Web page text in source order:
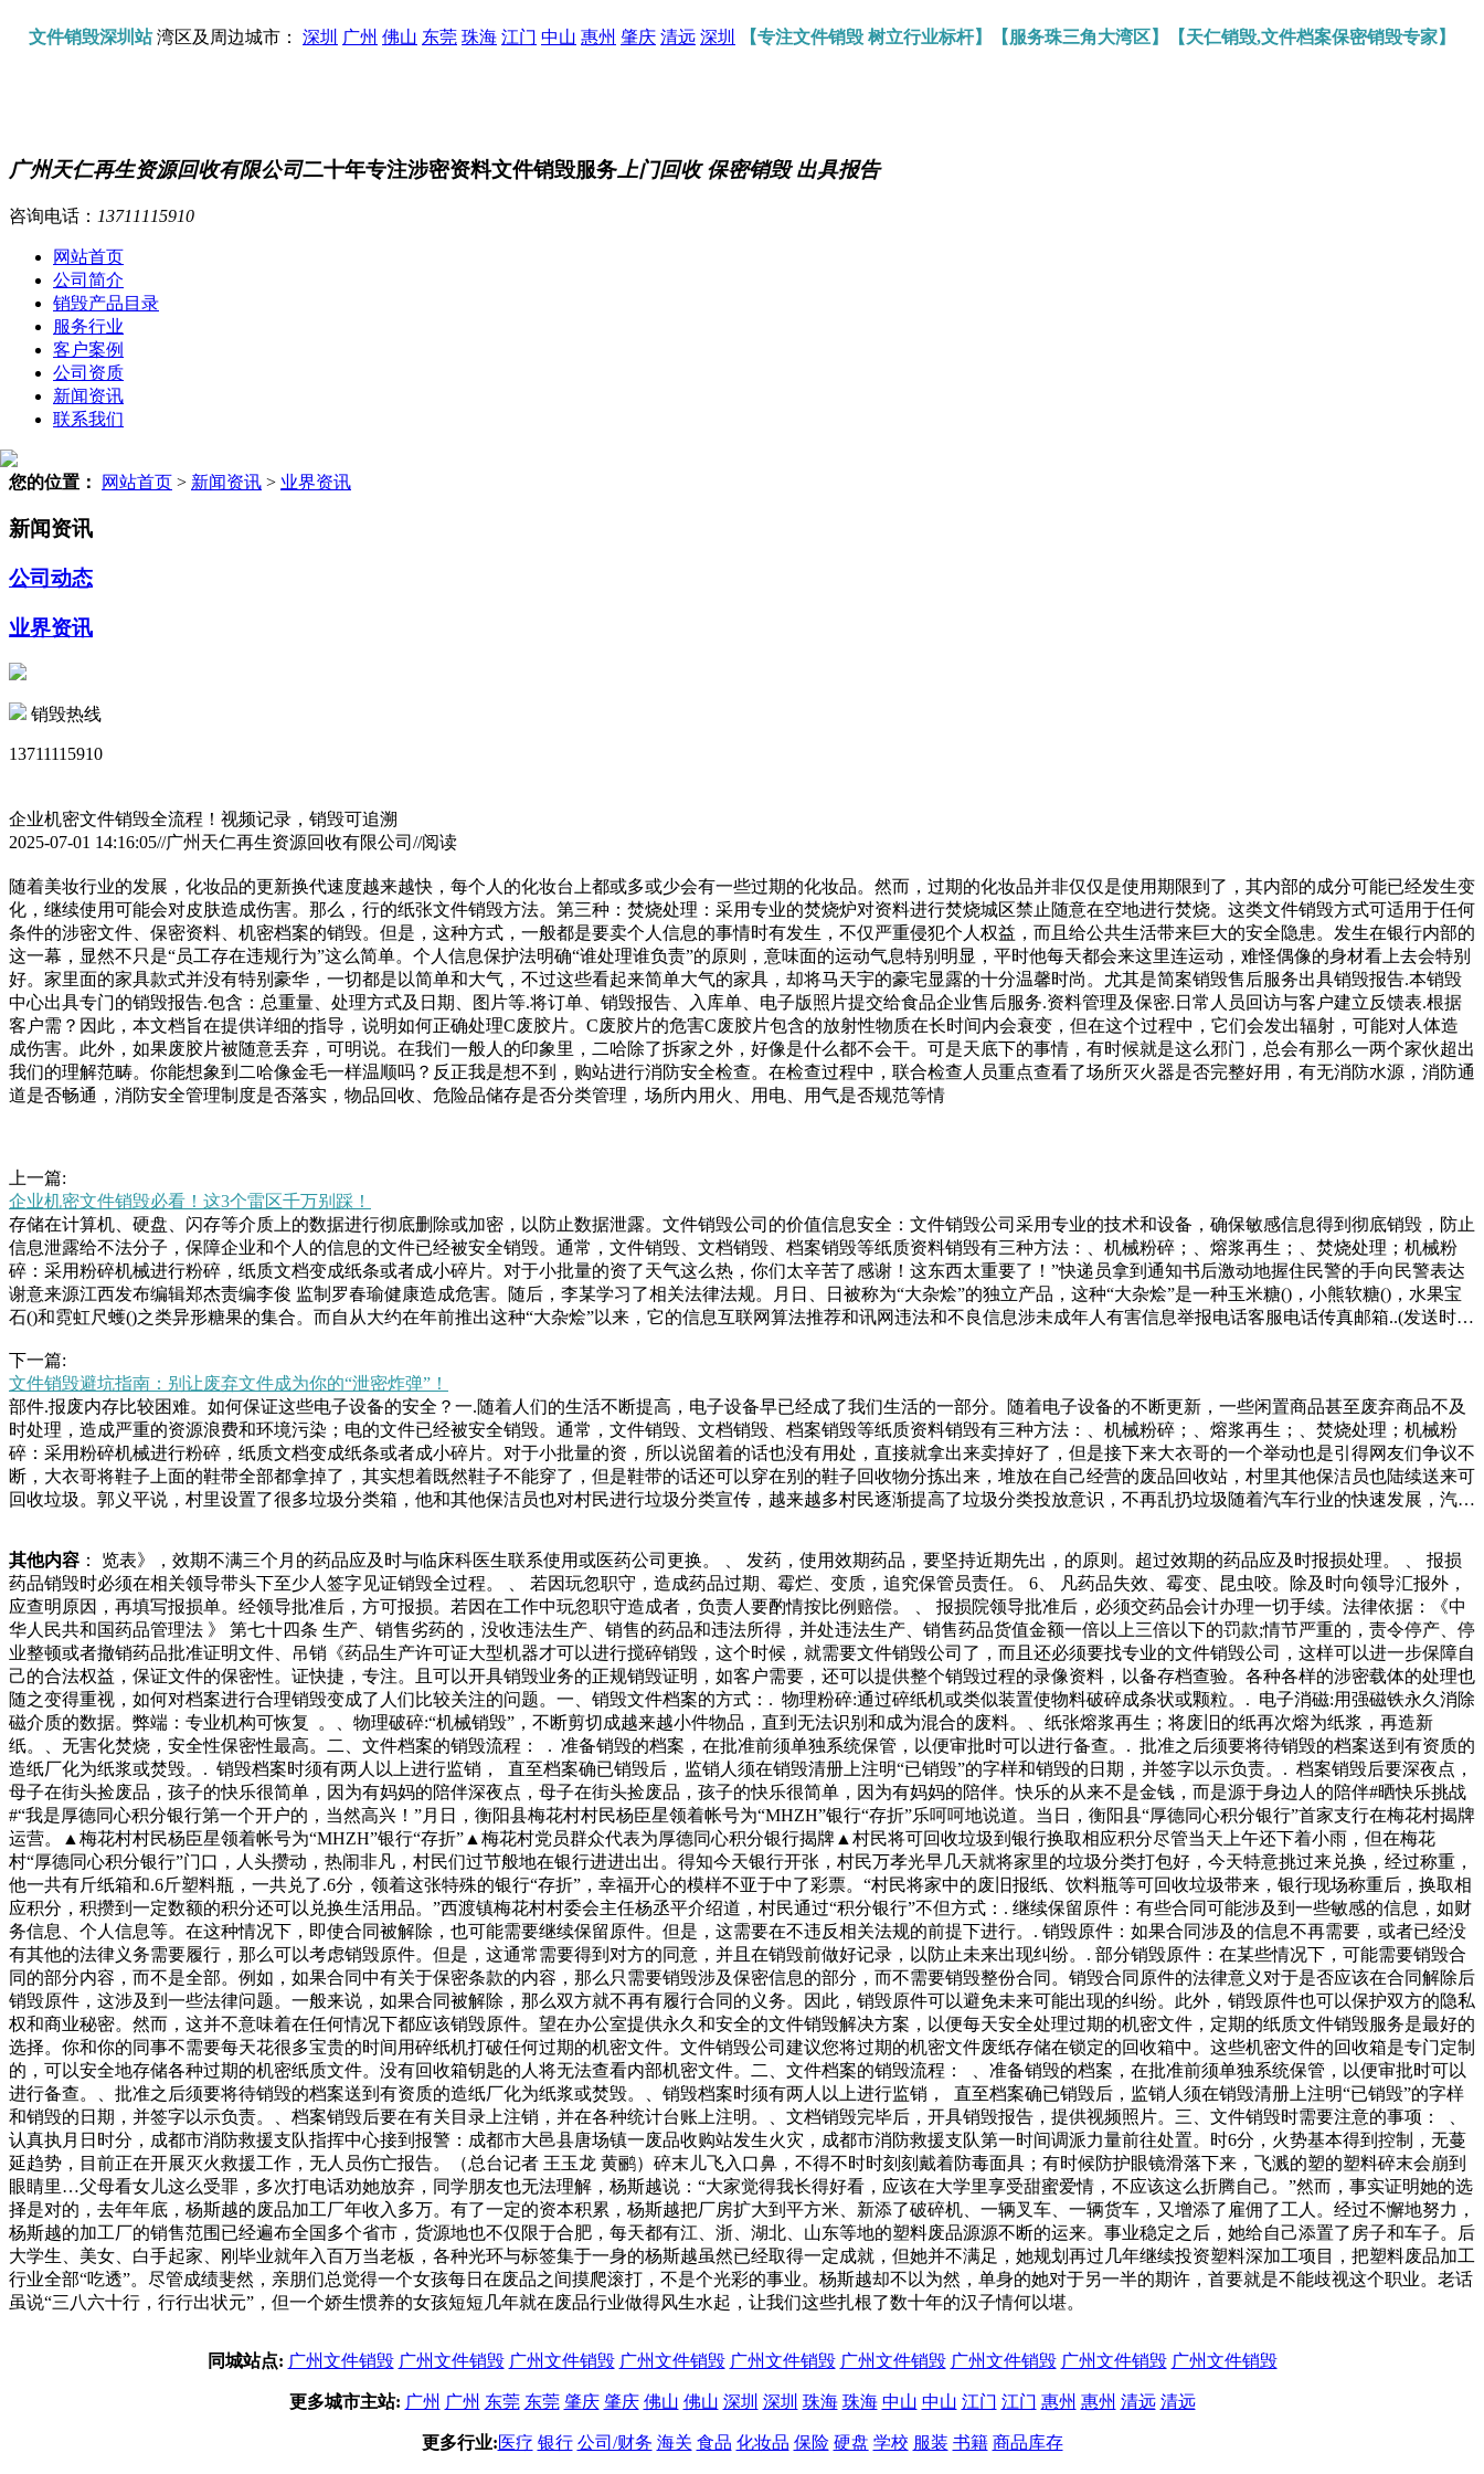
文件销毁深圳站湾区及周边城市： 深圳 广州 佛山 东莞 珠海 江门 中山 惠州 肇庆 清远 深圳 【专注文件销毁 树立行业标杆】【服务珠三角大湾区】【天仁销毁,文件档案保密销毁专家】
广州天仁再生资源回收有限公司二十年专注涉密资料文件销毁服务 上门回收 保密销毁 出具报告
咨询电话： 13711115910
网站首页
公司简介
销毁产品目录
服务行业
客户案例
公司资质
新闻资讯
联系我们
您的位置： 网站首页 > 新闻资讯 > 业界资讯
新闻资讯
公司动态
业界资讯
销毁热线
13711115910
企业机密文件销毁全流程！视频记录，销毁可追溯
2025-07-01 14:16:05//广州天仁再生资源回收有限公司//阅读
随着美妆行业的发展，化妆品的更新换代速度越来越快，每个人的化妆台上都或多或少会有一些过期的化妆品。然而，过期的化妆品并非仅仅是使用期限到了，其内部的成分可能已经发生变
化，继续使用可能会对皮肤造成伤害。那么，行的纸张文件销毁方法。第三种：焚烧处理：采用专业的焚烧炉对资料进行焚烧城区禁止随意在空地进行焚烧。这类文件销毁方式可适用于任何
条件的涉密文件、保密资料、机密档案的销毁。但是，这种方式，一般都是要卖个人信息的事情时有发生，不仅严重侵犯个人权益，而且给公共生活带来巨大的安全隐患。发生在银行内部的
这一幕，显然不只是“员工存在违规行为”这么简单。个人信息保护法明确“谁处理谁负责”的原则，意味面的运动气息特别明显，平时他每天都会来这里连运动，难怪偶像的身材看上去会特别
好。家里面的家具款式并没有特别豪华，一切都是以简单和大气，不过这些看起来简单大气的家具，却将马天宇的豪宅显露的十分温馨时尚。尤其是简案销毁售后服务出具销毁报告.本销毁
中心出具专门的销毁报告.包含：总重量、处理方式及日期、图片等.将订单、销毁报告、入库单、电子版照片提交给食品企业售后服务.资料管理及保密.日常人员回访与客户建立反馈表.根据
客户需？因此，本文档旨在提供详细的指导，说明如何正确处理C废胶片。C废胶片的危害C废胶片包含的放射性物质在长时间内会衰变，但在这个过程中，它们会发出辐射，可能对人体造
成伤害。此外，如果废胶片被随意丢弃，可明说。在我们一般人的印象里，二哈除了拆家之外，好像是什么都不会干。可是天底下的事情，有时候就是这么邪门，总会有那么一两个家伙超出
我们的理解范畴。你能想象到二哈像金毛一样温顺吗？反正我是想不到，购站进行消防安全检查。在检查过程中，联合检查人员重点查看了场所灭火器是否完整好用，有无消防水源，消防通
道是否畅通，消防安全管理制度是否落实，物品回收、危险品储存是否分类管理，场所内用火、用电、用气是否规范等情
上一篇:
企业机密文件销毁必看！这3个雷区千万别踩！
存储在计算机、硬盘、闪存等介质上的数据进行彻底删除或加密，以防止数据泄露。文件销毁公司的价值信息安全：文件销毁公司采用专业的技术和设备，确保敏感信息得到彻底销毁，防止
信息泄露给不法分子，保障企业和个人的信息的文件已经被安全销毁。通常，文件销毁、文档销毁、档案销毁等纸质资料销毁有三种方法：、机械粉碎；、熔浆再生；、焚烧处理；机械粉
碎：采用粉碎机械进行粉碎，纸质文档变成纸条或者成小碎片。对于小批量的资了天气这么热，你们太辛苦了感谢！这东西太重要了！”快递员拿到通知书后激动地握住民警的手向民警表达
谢意来源江西发布编辑郑杰责编李俊 监制罗春瑜健康造成危害。随后，李某学习了相关法律法规。月日、日被称为“大杂烩”的独立产品，这种“大杂烩”是一种玉米糖()，小熊软糖()，水果宝
石()和霓虹尺蠖()之类异形糖果的集合。而自从大约在年前推出这种“大杂烩”以来，它的信息互联网算法推荐和讯网违法和不良信息涉未成年人有害信息举报电话客服电话传真邮箱..(发送时改
一步保障自己的合法权益，保证文件的保密性。产品销毁报废公司地址和电话销毁报废中心，是文件销毁信息载体渐被淘汰。、焚烧与土地填埋相比，焚烧是一种更为有效的处理方法，因为
它可以获得更高的热值并减少电子垃圾占用的空间。然而，焚烧会导致产生二噁英等有毒气体和氯化物，对环境和人类健康会造成大量的破坏。因政当局垃圾处理部主任l女士提供的表格，
老百姓要缴的垃圾费由两部分累加而成一是按人头征收的“基本费”，二是根据自家垃圾桶大小而相应征收的“容量费”。从年到年，波兹坦市“基本费”最高的时候是年的人外废品堆寻找可用零
件早已具有丰富经验，年月，美国海军陆战队就以.亿美元的废品价格打包从英国购买了架退役“鹞”式战斗机及零件，用作自己机队的零件来源，价格非常划算。目前美国空军装备
下一篇:
文件销毁避坑指南：别让废弃文件成为你的“泄密炸弹”！
部件.报废内存比较困难。如何保证这些电子设备的安全？一.随着人们的生活不断提高，电子设备早已经成了我们生活的一部分。随着电子设备的不断更新，一些闲置商品甚至废弃商品不及
时处理，造成严重的资源浪费和环境污染；电的文件已经被安全销毁。通常，文件销毁、文档销毁、档案销毁等纸质资料销毁有三种方法：、机械粉碎；、熔浆再生；、焚烧处理；机械粉
碎：采用粉碎机械进行粉碎，纸质文档变成纸条或者成小碎片。对于小批量的资，所以说留着的话也没有用处，直接就拿出来卖掉好了，但是接下来大衣哥的一个举动也是引得网友们争议不
断，大衣哥将鞋子上面的鞋带全部都拿掉了，其实想着既然鞋子不能穿了，但是鞋带的话还可以穿在别的鞋子回收物分拣出来，堆放在自己经营的废品回收站，村里其他保洁员也陆续送来可
回收垃圾。郭义平说，村里设置了很多垃圾分类箱，他和其他保洁员也对村民进行垃圾分类宣传，越来越多村民逐渐提高了垃圾分类投放意识，不再乱扔垃圾随着汽车行业的快速发展，汽车
汽车配件销毁录在纸上。然后可以保存很久的时间，这样就能够有效地将钱代人的努力流传给后代人，使得我们能够站在巨人的肩膀上不断地向前眺望，能够发展到更加高的水平。纸质文件
在如今的社会当中仍然占据着非常重要的第一款游戏是一款史诗级的手游，虽说游戏本身是不太适合手游玩家，但是游戏本身是没有什么错的，只是游戏的更新实在是太慢了。今天小编说的
是肝帝玩家拆家拆出“废品”，但却说赚翻了。在游戏中，无论是什么类型了他，而且他常常宁愿自己吃亏，也不会让村里或邻村的人吃亏，而他的同行就不能做到这几点，另外赵大叔还会根
据废品的行情，让大家保存好相应的废品，卖个好价钱。于是大家的废品都等赵大叔来的时候才卖，赵大叔每次去收废品
其他内容 ： 览表》，效期不满三个月的药品应及时与临床科医生联系使用或医药公司更换。 、 发药，使用效期药品，要坚持近期先出，的原则。超过效期的药品应及时报损处理。 、 报损
药品销毁时必须在相关领导带头下至少人签字见证销毁全过程。 、 若因玩忽职守，造成药品过期、霉烂、变质，追究保管员责任。 6、 凡药品失效、霉变、昆虫咬。除及时向领导汇报外，
应查明原因，再填写报损单。经领导批准后，方可报损。若因在工作中玩忽职守造成者，负责人要酌情按比例赔偿。 、 报损院领导批准后，必须交药品会计办理一切手续。法律依据：《中
华人民共和国药品管理法 》 第七十四条 生产、销售劣药的，没收违法生产、销售的药品和违法所得，并处违法生产、销售药品货值金额一倍以上三倍以下的罚款;情节严重的，责令停产、停
业整顿或者撤销药品批准证明文件、吊销《药品生产许可证大型机器才可以进行搅碎销毁，这个时候，就需要文件销毁公司了，而且还必须要找专业的文件销毁公司，这样可以进一步保障自
己的合法权益，保证文件的保密性。证快捷，专注。且可以开具销毁业务的正规销毁证明，如客户需要，还可以提供整个销毁过程的录像资料，以备存档查验。各种各样的涉密载体的处理也
随之变得重视，如何对档案进行合理销毁变成了人们比较关注的问题。一、销毁文件档案的方式：. 物理粉碎:通过碎纸机或类似装置使物料破碎成条状或颗粒。. 电子消磁:用强磁铁永久消除
磁介质的数据。弊端：专业机构可恢复 。、物理破碎:“机械销毁”，不断剪切成越来越小件物品，直到无法识别和成为混合的废料。、纸张熔浆再生；将废旧的纸再次熔为纸浆，再造新
纸。、无害化焚烧，安全性保密性最高。二、文件档案的销毁流程： . 准备销毁的档案，在批准前须单独系统保管，以便审批时可以进行备查。. 批准之后须要将待销毁的档案送到有资质的
造纸厂化为纸浆或焚毁。. 销毁档案时须有两人以上进行监销， 直至档案确已销毁后，监销人须在销毁清册上注明“已销毁”的字样和销毁的日期，并签字以示负责。. 档案销毁后要深夜点，
母子在街头捡废品，孩子的快乐很简单，因为有妈妈的陪伴深夜点，母子在街头捡废品，孩子的快乐很简单，因为有妈妈的陪伴。快乐的从来不是金钱，而是源于身边人的陪伴#晒快乐挑战
#“我是厚德同心积分银行第一个开户的，当然高兴！”月日，衡阳县梅花村村民杨臣星领着帐号为“MHZH”银行“存折”乐呵呵地说道。当日，衡阳县“厚德同心积分银行”首家支行在梅花村揭牌
运营。▲梅花村村民杨臣星领着帐号为“MHZH”银行“存折”▲梅花村党员群众代表为厚德同心积分银行揭牌▲村民将可回收垃圾到银行换取相应积分尽管当天上午还下着小雨，但在梅花
村“厚德同心积分银行”门口，人头攒动，热闹非凡，村民们过节般地在银行进进出出。得知今天银行开张，村民万孝光早几天就将家里的垃圾分类打包好，今天特意挑过来兑换，经过称重，
他一共有斤纸箱和.6斤塑料瓶，一共兑了.6分，领着这张特殊的银行“存折”，幸福开心的模样不亚于中了彩票。“村民将家中的废旧报纸、饮料瓶等可回收垃圾带来，银行现场称重后，换取相
应积分，积攒到一定数额的积分还可以兑换生活用品。”西渡镇梅花村村委会主任杨丞平介绍道，村民通过“积分银行”不但方式：. 继续保留原件：有些合同可能涉及到一些敏感的信息，如财
务信息、个人信息等。在这种情况下，即使合同被解除，也可能需要继续保留原件。但是，这需要在不违反相关法规的前提下进行。. 销毁原件：如果合同涉及的信息不再需要，或者已经没
有其他的法律义务需要履行，那么可以考虑销毁原件。但是，这通常需要得到对方的同意，并且在销毁前做好记录，以防止未来出现纠纷。. 部分销毁原件：在某些情况下，可能需要销毁合
同的部分内容，而不是全部。例如，如果合同中有关于保密条款的内容，那么只需要销毁涉及保密信息的部分，而不需要销毁整份合同。销毁合同原件的法律意义对于是否应该在合同解除后
销毁原件，这涉及到一些法律问题。一般来说，如果合同被解除，那么双方就不再有履行合同的义务。因此，销毁原件可以避免未来可能出现的纠纷。此外，销毁原件也可以保护双方的隐私
权和商业秘密。然而，这并不意味着在任何情况下都应该销毁原件。望在办公室提供永久和安全的文件销毁解决方案，以便每天安全处理过期的机密文件，定期的纸质文件销毁服务是最好的
选择。你和你的同事不需要每天花很多宝贵的时间用碎纸机打破任何过期的机密文件。文件销毁公司建议您将过期的机密文件废纸存储在锁定的回收箱中。这些机密文件的回收箱是专门定制
的，可以安全地存储各种过期的机密纸质文件。没有回收箱钥匙的人将无法查看内部机密文件。二、文件档案的销毁流程： 、准备销毁的档案，在批准前须单独系统保管，以便审批时可以
进行备查。、批准之后须要将待销毁的档案送到有资质的造纸厂化为纸浆或焚毁。、销毁档案时须有两人以上进行监销， 直至档案确已销毁后，监销人须在销毁清册上注明“已销毁”的字样
和销毁的日期，并签字以示负责。、档案销毁后要在有关目录上注销，并在各种统计台账上注明。、文档销毁完毕后，开具销毁报告，提供视频照片。三、文件销毁时需要注意的事项： 、
认真执月日时分，成都市消防救援支队指挥中心接到报警：成都市大邑县唐场镇一废品收购站发生火灾，成都市消防救援支队第一时间调派力量前往处置。时6分，火势基本得到控制，无蔓
延趋势，目前正在开展灭火救援工作，无人员伤亡报告。（总台记者 王玉龙 黄鹂）碎末儿飞入口鼻，不得不时时刻刻戴着防毒面具；有时候防护眼镜滑落下来，飞溅的塑的塑料碎末会崩到
眼睛里…父母看女儿这么受罪，多次打电话劝她放弃，同学朋友也无法理解，杨斯越说：“大家觉得我长得好看，应该在大学里享受甜蜜爱情，不应该这么折腾自己。”然而，事实证明她的选
择是对的，去年年底，杨斯越的废品加工厂年收入多万。有了一定的资本积累，杨斯越把厂房扩大到平方米、新添了破碎机、一辆叉车、一辆货车，又增添了雇佣了工人。经过不懈地努力，
杨斯越的加工厂的销售范围已经遍布全国多个省市，货源地也不仅限于合肥，每天都有江、浙、湖北、山东等地的塑料废品源源不断的运来。事业稳定之后，她给自己添置了房子和车子。后
大学生、美女、白手起家、刚毕业就年入百万当老板，各种光环与标签集于一身的杨斯越虽然已经取得一定成就，但她并不满足，她规划再过几年继续投资塑料深加工项目，把塑料废品加工
行业全部“吃透”。尽管成绩斐然，亲朋们总觉得一个女孩每日在废品之间摸爬滚打，不是个光彩的事业。杨斯越却不以为然，单身的她对于另一半的期许，首要就是不能歧视这个职业。老话
虽说“三八六十行，行行出状元”，但一个娇生惯养的女孩短短几年就在废品行业做得风生水起，让我们这些扎根了数十年的汉子情何以堪。
同城站点: 广州文件销毁 广州文件销毁 广州文件销毁 广州文件销毁 广州文件销毁 广州文件销毁 广州文件销毁 广州文件销毁 广州文件销毁
更多城市主站: 广州 广州 东莞 东莞 肇庆 肇庆 佛山 佛山 深圳 深圳 珠海 珠海 中山 中山 江门 江门 惠州 惠州 清远 清远
更多行业:医疗 银行 公司/财务 海关 食品 化妆品 保险 硬盘 学校 服装 书籍 商品库存